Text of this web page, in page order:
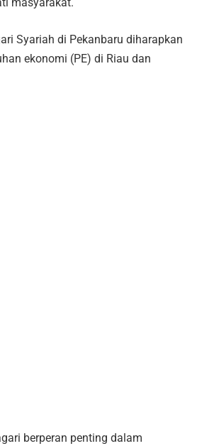
Syariah di Pekanbaru diharapkan
ekonomi (PE) di Riau dan
berperan penting dalam